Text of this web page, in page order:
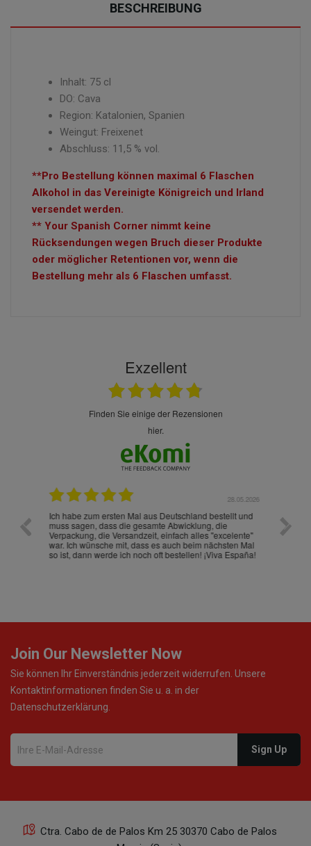
BESCHREIBUNG
Inhalt: 75 cl
DO: Cava
Region: Katalonien, Spanien
Weingut: Freixenet
Abschluss: 11,5 % vol.
**Pro Bestellung können maximal 6 Flaschen
Alkohol in das Vereinigte Königreich und Irland
versendet werden.
** Your Spanish Corner nimmt keine
Rücksendungen wegen Bruch dieser Produkte
oder möglicher Retentionen vor, wenn die
Bestellung mehr als 6 Flaschen umfasst.
Exzellent
finden Sie einige der Rezensionen
hier.
28.05.2026
Ich habe zum ersten Mal aus Deutschland bestellt und
muss sagen, dass die gesamte Abwicklung, die
Verpackung, die Versandzeit, einfach alles "excelente"
war. Ich wünsche mit, dass es auch beim nächsten Mal
so ist, dann werde ich noch oft bestellen! ¡Viva España!
Die
gut
ist
Join Our Newsletter Now
Sie können Ihr Einverständnis jederzeit widerrufen. Unsere
Kontaktinformationen finden Sie u. a. in der
Datenschutzerklärung.
Ctra. Cabo de de Palos Km 25 30370 Cabo de Palos